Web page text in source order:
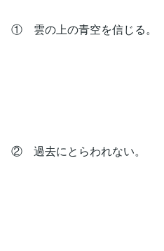
① 雲の上の青空を信じる。
② 過去にとらわれない。